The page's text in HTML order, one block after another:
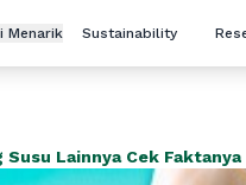
Menarik Sustainability
Lainnya Cek Faktanya